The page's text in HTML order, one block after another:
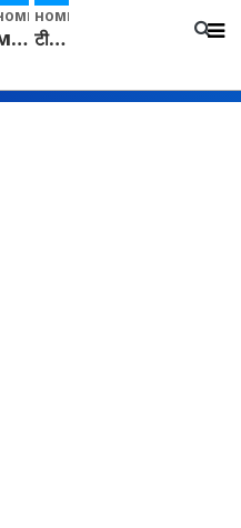
Mangalsutra: हिंदू धर्म में शादी के बाद मंगलसूत्र क्यों पहनती है महिलाएं, किसने शुरु की ये परंपरा
HOME
टीम बीकेई ने एग्रीकल्चर ग्रेड की यूरिया खाद गट्टों में बदलकर टेक्निकल ग्रेड में बेचने वालों पर करवाई कार्रवाई: लखविंदर सिंह औलख